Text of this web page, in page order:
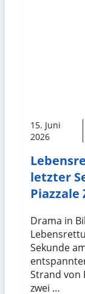
15. Juni
2026
letzter
Piazzale
Drama in
Sekunde
Strand von
zwei …